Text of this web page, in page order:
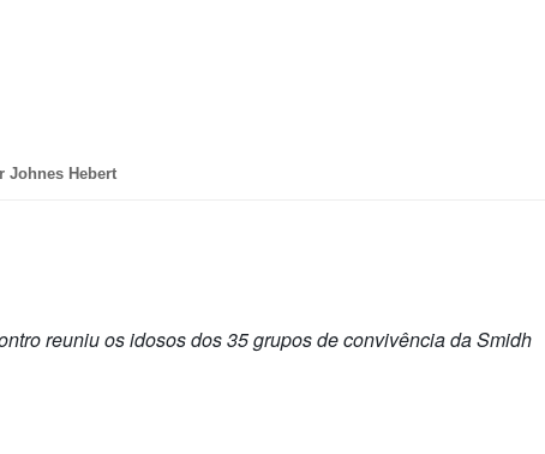
Johnes Hebert
reuniu os idosos dos 35 grupos de convivência da Smidh